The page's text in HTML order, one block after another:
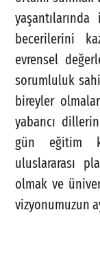
becerilerini
evrensel
sorumluluk
bireyler
yabancı
gün eğitim
uluslararası
olmak ve
vizyonumuzun